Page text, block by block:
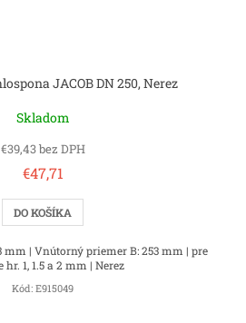
JACOB DN 250, Nerez
Skladom
€39,43 bez DPH
€47,71
DO KOŠÍKA
| Vnútorný priemer B: 253 mm | pre
hr. 1, 1.5 a 2 mm | Nerez
Kód: E915049